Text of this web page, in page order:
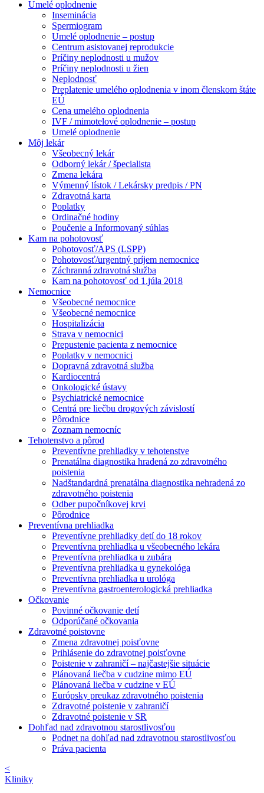
Umelé oplodnenie
Inseminácia
Spermiogram
Umelé oplodnenie – postup
Centrum asistovanej reprodukcie
Príčiny neplodnosti u mužov
Príčiny neplodnosti u žien
Neplodnosť
Preplatenie umelého oplodnenia v inom členskom štáte
EÚ
Cena umelého oplodnenia
IVF / mimotelové oplodnenie – postup
Umelé oplodnenie
Môj lekár
Všeobecný lekár
Odborný lekár / špecialista
Zmena lekára
Výmenný lístok / Lekársky predpis / PN
Zdravotná karta
Poplatky
Ordinačné hodiny
Poučenie a Informovaný súhlas
Kam na pohotovosť
Pohotovosť/APS (LSPP)
Pohotovosť/urgentný príjem nemocnice
Záchranná zdravotná služba
Kam na pohotovosť od 1.júla 2018
Nemocnice
Všeobecné nemocnice
Všeobecné nemocnice
Hospitalizácia
Strava v nemocnici
Prepustenie pacienta z nemocnice
Poplatky v nemocnici
Dopravná zdravotná služba
Kardiocentrá
Onkologické ústavy
Psychiatrické nemocnice
Centrá pre liečbu drogových závislostí
Pôrodnice
Zoznam nemocníc
Tehotenstvo a pôrod
Preventívne prehliadky v tehotenstve
Prenatálna diagnostika hradená zo zdravotného
poistenia
Nadštandardná prenatálna diagnostika nehradená zo
zdravotného poistenia
Odber pupočníkovej krvi
Pôrodnice
Preventívna prehliadka
Preventívne prehliadky detí do 18 rokov
Preventívna prehliadka u všeobecného lekára
Preventívna prehliadka u zubára
Preventívna prehliadka u gynekológa
Preventívna prehliadka u urológa
Preventívna gastroenterologická prehliadka
Očkovanie
Povinné očkovanie detí
Odporúčané očkovania
Zdravotné poistovne
Zmena zdravotnej poisťovne
Prihlásenie do zdravotnej poisťovne
Poistenie v zahraničí – najčastejšie situácie
Plánovaná liečba v cudzine mimo EÚ
Plánovaná liečba v cudzine v EÚ
Európsky preukaz zdravotného poistenia
Zdravotné poistenie v zahraničí
Zdravotné poistenie v SR
Dohľad nad zdravotnou starostlivosťou
Podnet na dohľad nad zdravotnou starostlivosťou
Práva pacienta
<
Kliniky